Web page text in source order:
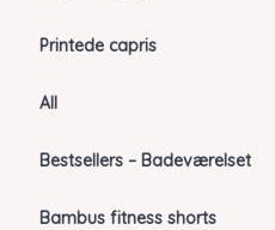
Printede capris
All
Bestsellers – Badeværelset
Bambus fitness shorts